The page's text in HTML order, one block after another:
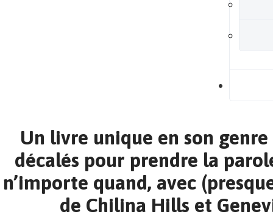
Un livre unique en son genre
décalés pour prendre la
n’importe quand, avec
de Chilina Hills et